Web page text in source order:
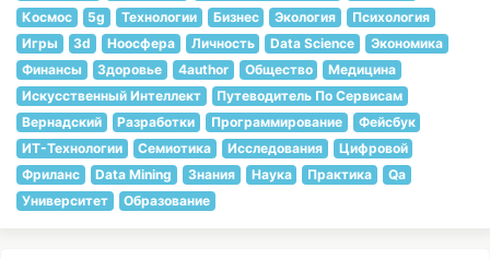
Космос
5g Технологии Бизнес Экология
Психология
Игры
3d Ноосфера Личность Data Science
Экономика
Финансы
Здоровье 4author Общество
Медицина
Искусственный Интеллект
Путеводитель По Сервисам
Вернадский
Разработки Программирование
Фейсбук
ИТ-Технологии
Семиотика Исследования
Цифровой
Фриланс
Data Mining Знания Наука Практика
Qa
Университет
Образование